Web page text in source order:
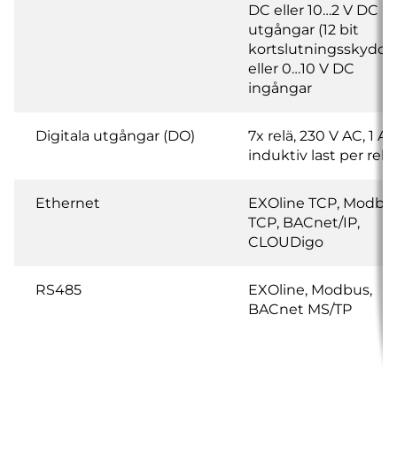
DC eller 10…2 V DC
utgångar (12 bit
eller 0…10 V DC
ingångar
Digitala utgångar (DO)
7x relä, 230 V AC, 1 A
induktiv last per relä
Ethernet
EXOline TCP,
TCP, BACnet/IP,
CLOUDigo
RS485
EXOline, Modbus,
BACnet MS/TP